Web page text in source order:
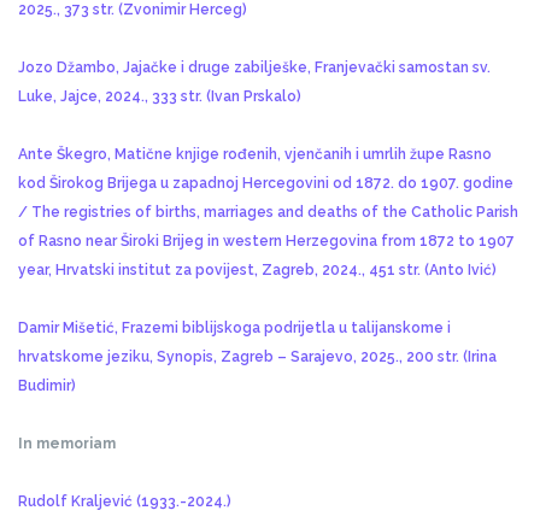
2025., 373 str. (Zvonimir Herceg)
Jozo Džambo, Jajačke i druge zabilješke, Franjevački samostan sv.
Luke, Jajce, 2024., 333 str. (Ivan Prskalo)
Ante Škegro, Matične knjige rođenih, vjenčanih i umrlih župe Rasno
kod Širokog Brijega u zapadnoj Hercegovini od 1872. do 1907. godine
/ The registries of births, marriages and deaths of the Catholic Parish
of Rasno near Široki Brijeg in western Herzegovina from 1872 to 1907
year, Hrvatski institut za povijest, Zagreb, 2024., 451 str. (Anto Ivić)
Damir Mišetić, Frazemi biblijskoga podrijetla u talijanskome i
hrvatskome jeziku, Synopis, Zagreb – Sarajevo, 2025., 200 str. (Irina
Budimir)
In memoriam
Rudolf Kraljević (1933.-2024.)